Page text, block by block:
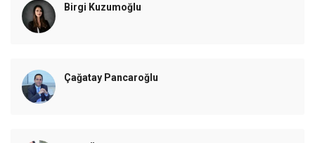
Birgi Kuzumoğlu
Çağatay Pancaroğlu